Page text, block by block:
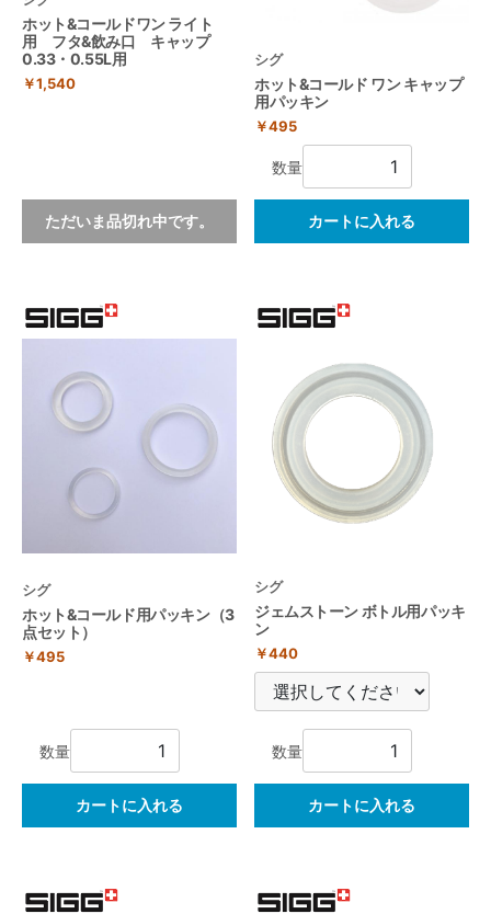
ホット&コールドワン ライト
用 フタ&飲み口 キャップ
0.33・0.55L用
￥1,540
ただいま品切れ中です。
シグ
ホット&コールド ワン キャップ
用パッキン
￥495
数量
カートに入れる
シグ
ホット&コールド用パッキン（3
点セット）
￥495
数量
カートに入れる
シグ
ジェムストーン ボトル用パッキ
ン
￥440
数量
カートに入れる